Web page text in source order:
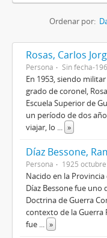
Ordenar por:
Rosas, Carlos
Persona Sin fecha-
En 1953, siendo
grado de coronel,
Escuela Superior de
un período de dos
viajar, lo ... »
Díaz Bessone,
Persona 1925
Nacido en la
Díaz Bessone fue uno
Doctrina de Guerra
contexto de la Guerra
fue ... »